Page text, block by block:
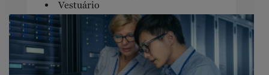
Vestuário
Software de endpoint